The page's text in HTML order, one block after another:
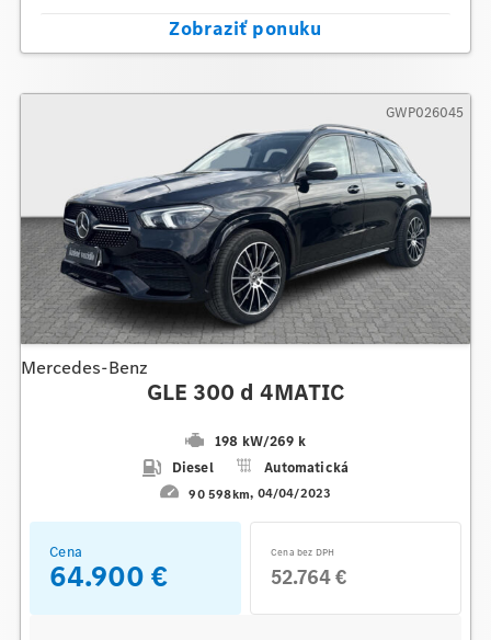
Zobraziť ponuku
Mercedes-Benz
GLE 300 d 4MATIC
198 kW/269 k
Diesel
Automatická
90 598km 04/04/2023
GWP026045
Cena
64.900 €
Cena bez DPH
52.764 €